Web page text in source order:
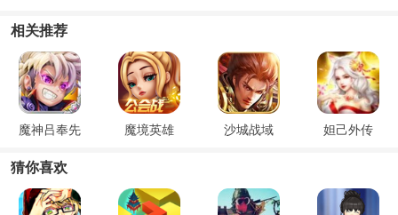
相关推荐
魔神吕奉先 魔境英雄 沙城战域 妲己外传
猜你喜欢